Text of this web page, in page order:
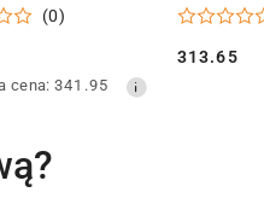
(0)
cena: 341.95
Cena:
313.65